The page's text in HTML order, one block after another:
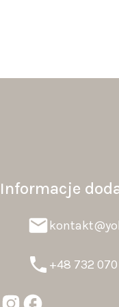
Informacje
+48 732